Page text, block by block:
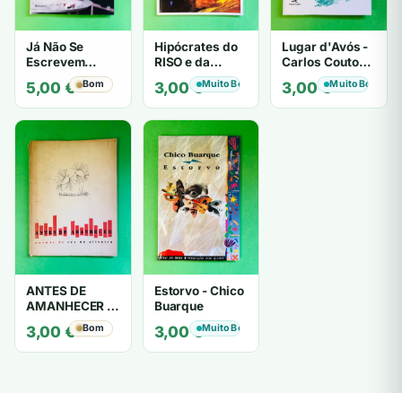
Já Não Se
Escrevem
Cartas de Amor
- Mário
Zambujal
5,00 € Bom
Hipócrates do
RISO e da
LOUCURA
3,00€Muito Bom
Lugar d'Avós -
Carlos Couto
Amaral
3,00€Muito Bom
ANTES DE
AMANHECER -
ruy de oliveira
3,00 € Bom
Estorvo - Chico
Buarque
3,00€Muito Bom